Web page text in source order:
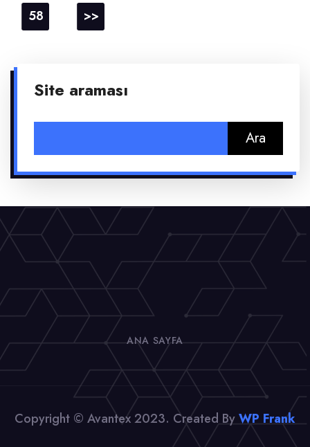
58 >>
Site araması
ANA SAYFA
Copyright © Avantex 2023. Created ByWP Frank